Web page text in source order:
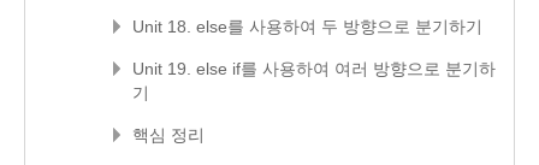
Unit 18. else를 사용하여 두 방향으로 분기하기
Unit 19. else if를 사용하여 여러 방향으로 분기하
기
핵심 정리